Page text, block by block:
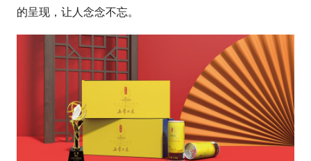
的呈现，让人念念不忘。